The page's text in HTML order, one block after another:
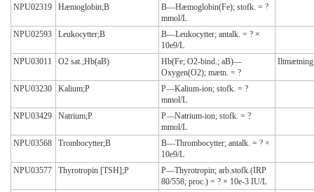
NPU02319
Hæmoglobin;B
B—Hæmoglobin(Fe); stofk. = ?
mmol/L
NPU02593
Leukocytter;B
B—Leukocytter; antalk. = ? ×
10e9/L
NPU03011
O2 sat.;Hb(aB)
Hb(Fe; O2-bind.; aB)—
Oxygen(O2); mætn. = ?
Iltmætning
NPU03230 Kalium;P
P—Kalium-ion; stofk. = ?
mmol/L
NPU03429
Natrium;P
P—Natrium-ion; stofk. = ?
mmol/L
NPU03568
Trombocytter;B
B—Thrombocytter; antalk. = ? ×
10e9/L
NPU03577
Thyrotropin [TSH];P
P—Thyrotropin; arb.stofk.(IRP
80/558; proc.) = ? × 10e-3 IU/L